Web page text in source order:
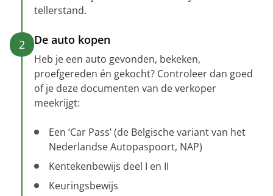
tellerstand.
2 De auto kopen
Heb je een auto gevonden, bekeken,
proefgereden én gekocht? Controleer dan goed
of je deze documenten van de verkoper
meekrijgt:
Een ‘Car Pass’ (de Belgische variant van het
Nederlandse Autopaspoort, NAP)
Kentekenbewijs deel I en II
Keuringsbewijs